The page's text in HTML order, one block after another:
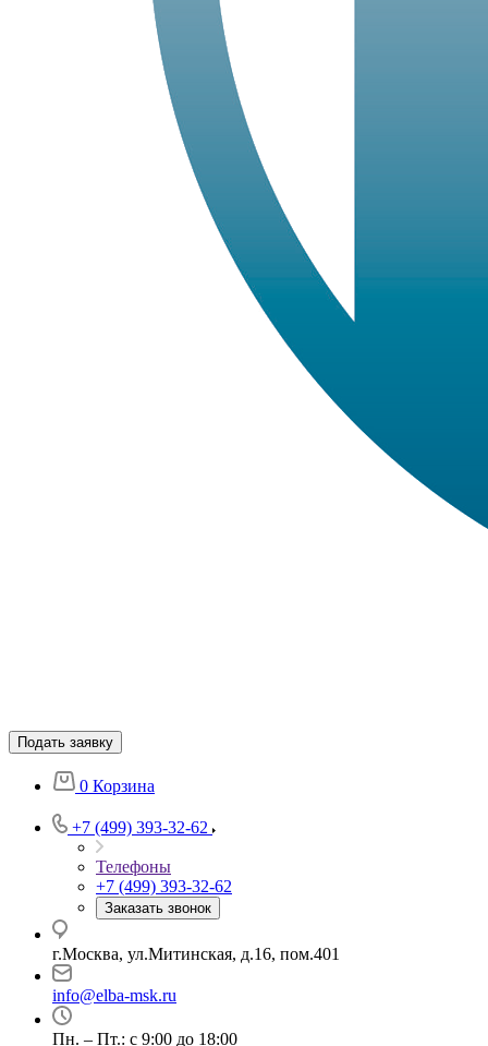
Подать заявку
0 Корзина
+7 (499) 393-32-62
Телефоны
+7 (499) 393-32-62
Заказать звонок
г.Москва, ул.Митинская, д.16, пом.401
info@elba-msk.ru
Пн. – Пт.: с 9:00 до 18:00